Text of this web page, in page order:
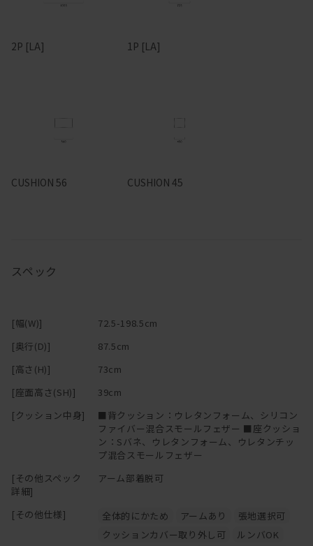
2P [LA] 1P [LA]
CUSHION 56 CUSHION 45
スペック
[幅(W)]
72.5-198.5cm
[奥行(D)]
87.5cm
[高さ(H)]
73cm
[座面高さ(SH)]
39cm
[クッション中身]
■背クッション：ウレタンフォーム、シリコン
ファイバー混合スモールフェザー ■座クッショ
ン：Sバネ、ウレタンフォーム、ウレタンチッ
プ混合スモールフェザー
[その他スペック
詳細]
アーム部着脱可
[その他仕様] 全体的にかため アームあり
張地選択可
クッションカバー取り外し可
ルンバOK